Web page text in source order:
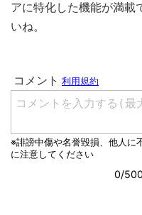
アに特化した機能が満載
いね。